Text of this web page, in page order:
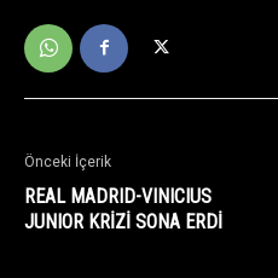
Önceki İçerik
REAL MADRID-VINICIUS
JUNIOR KRİZİ SONA ERDİ